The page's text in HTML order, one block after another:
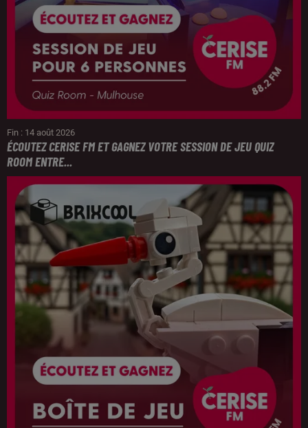
Fin : 14 août 2026
ÉCOUTEZ CERISE FM ET GAGNEZ VOTRE SESSION DE JEU QUIZ
ROOM ENTRE...